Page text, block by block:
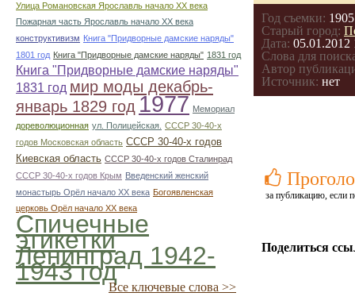
Улица Романовская Ярославль начало ХХ века
Пожарная часть Ярославль начало ХХ века
конструктивизм Книга "Придворные дамские наряды"
1801 год Книга "Придворные дамские наряды" 1831 год
Книга "Придворные дамские наряды"
1831 год мир моды декабрь-
январь 1829 год 1977 Мемориал
дореволюционная ул. Полицейская. СССР 30-40-х
годов Московская область СССР 30-40-х годов
Киевская область СССР 30-40-х годов Сталинрад
СССР 30-40-х годов Крым Введенский женский
монастырь Орёл начало ХХ века Богоявленская
церковь Орёл начало ХХ века
Спичечные
этикетки
Ленинград 1942-
1943 год
Все ключевые слова >>
Год съемки: 1905
Старый город:
Дата: 05.01.2012
Слова для
Автор
Источник: нет
за публикацию, если
Поделиться